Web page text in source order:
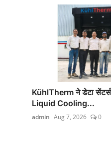
KühlTherm ने डेटा
Liquid Cooling...
admin Aug 7, 2026 0